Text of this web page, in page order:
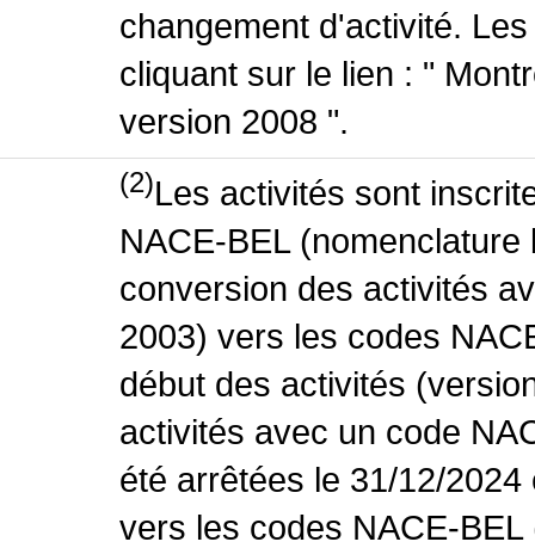
changement d'activité.
cliquant sur le lien : "
version 2008 ".
(2)Les activités sont
NACE-BEL
conversion des activités
2003) vers les codes
début des activités
activités avec un code
été arrêtées le 31/12/
vers les codes NACE-